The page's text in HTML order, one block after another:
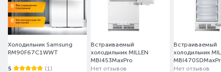
Стильный и уникальный
Холодильник Samsung
RM90F67C1WWT
5 (1)
Встраиваемый
холодильник MILLEN
MBI453MaxPro
Нет отзывов
Встраиваемый
холодильник
Нет отзывов